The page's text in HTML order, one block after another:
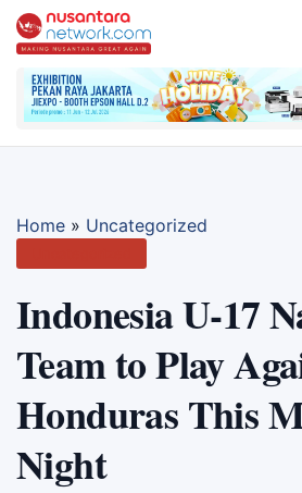
Home » Uncategorized
Indonesia U-17
Team to Play
Honduras This
Night